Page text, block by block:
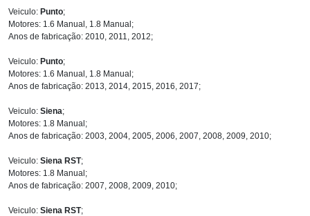
Veiculo: Punto;
Motores: 1.6 Manual, 1.8 Manual;
Anos de fabricação: 2010, 2011, 2012;
Veiculo: Punto;
Motores: 1.6 Manual, 1.8 Manual;
Anos de fabricação: 2013, 2014, 2015, 2016, 2017;
Veiculo: Siena;
Motores: 1.8 Manual;
Anos de fabricação: 2003, 2004, 2005, 2006, 2007, 2008, 2009, 2010;
Veiculo: Siena RST;
Motores: 1.8 Manual;
Anos de fabricação: 2007, 2008, 2009, 2010;
Veiculo: Siena RST;